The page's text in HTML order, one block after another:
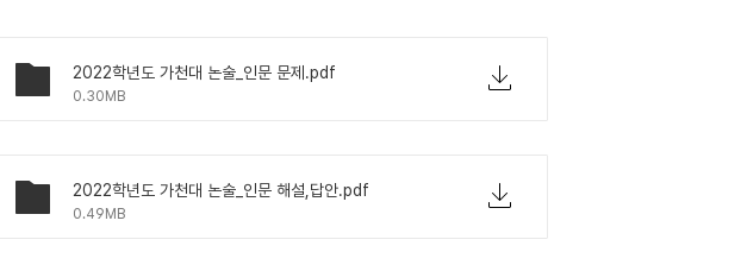
2022학년도 가천대 논술_인문 문제.pdf
0.30MB
2022학년도 가천대 논술_인문 해설,답안.pdf
0.49MB